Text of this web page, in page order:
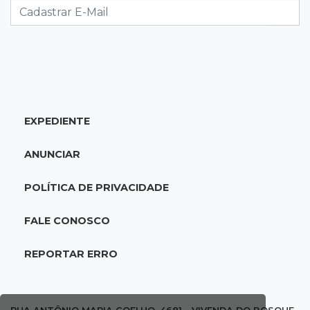
Punição de agressores de mulheres precisar
ser mais severa para 52% dos leitores
Pedestre morre atropelado durante a
disputa do Brasileiro de Kung Fu
Idoso em bicicleta é atropelado por
EXPEDIENTE
ANUNCIAR
POLÍTICA DE PRIVACIDADE
FALE CONOSCO
REPORTAR ERRO